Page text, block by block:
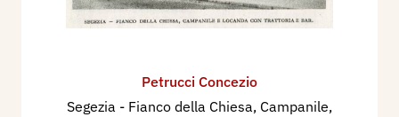
Petrucci Concezio
Segezia - Fianco della Chiesa, Campanile,